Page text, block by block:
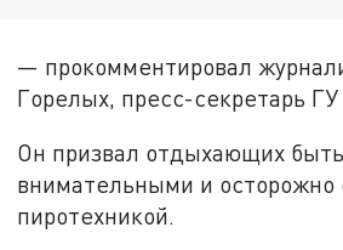
— прокомментировал
Горелых, пресс-секретарь
Он призвал отдыхающих быть
внимательными и осторожно
пиротехникой.